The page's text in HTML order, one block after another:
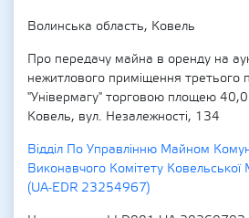
Волинська область, Ковель
Про передачу майна в оренду на
нежитлового приміщення третього
"Універмагу" торговою площею
Ковель, вул. Незалежності, 134
Відділ По Управлінню Майном
Виконавчого Комітету Ковельської
(UA-EDR 23254967)